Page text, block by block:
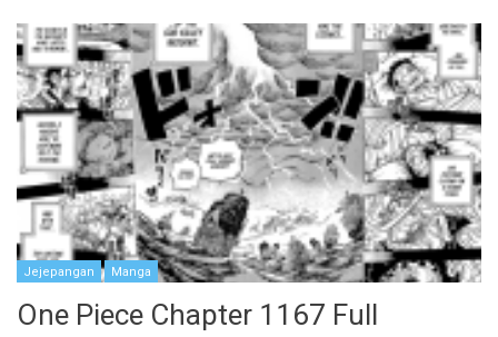
Jejepangan Manga
One Piece Chapter 1167 Full